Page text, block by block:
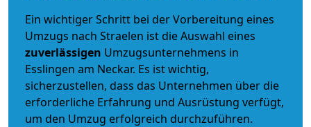
Ein wichtiger Schritt bei der Vorbereitung eines
Umzugs nach Straelen ist die Auswahl eines
zuverlässigen Umzugsunternehmens in
Esslingen am Neckar. Es ist wichtig,
sicherzustellen, dass das Unternehmen über die
erforderliche Erfahrung und Ausrüstung verfügt,
um den Umzug erfolgreich durchzuführen.